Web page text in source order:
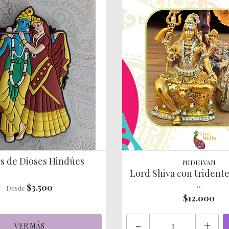
de Dioses Hindúes
Desde $3.500
VER MÁS
NIDHIVAN
Lord Shiva con
..
$12.000
- +